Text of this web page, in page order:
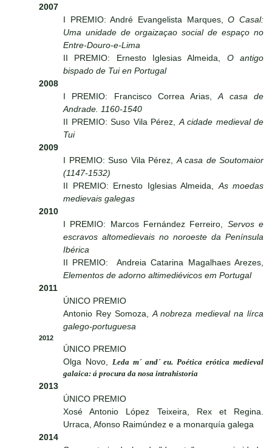
2007
I PREMIO: André Evangelista Marques,O Casal:
Uma unidade de orgaizaçao social de espaço no
Entre-Douro-e-Lima
II PREMIO: Ernesto Iglesias Almeida, O antigo
bispado de Tui en Portugal
2008
I PREMIO: Francisco Correa Arias,A casa de
Andrade. 1160-1540
II PREMIO: Suso Vila Pérez,A cidade medieval de
Tui
2009
I PREMIO: Suso Vila Pérez,A casa de Soutomaior
(1147-1532)
II PREMIO: Ernesto Iglesias Almeida,As moedas
medievais galegas
2010
I PREMIO: Marcos Fernández Ferreiro, Servos e
escravos altomedievais no noroeste da Península
Ibérica
II PREMIO: Andreia Catarina Magalhaes Arezes,
Elementos de adorno altimediévicos em Portugal
2011
ÚNICO PREMIO
Antonio Rey Somoza,A nobreza medieval na lírca
galego-portuguesa
2012
ÚNICO PREMIO
Olga Novo, Leda m´ and´ eu. Poética erótica medieval
galaica: á procura da nosa intrahistoria
2013
ÚNICO PREMIO
Xosé Antonio López Teixeira, Rex et Regina.
Urraca, Afonso Raimúndez e a monarquía galega
2014